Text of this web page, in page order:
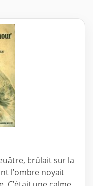
brûlait sur la
l’ombre noyait